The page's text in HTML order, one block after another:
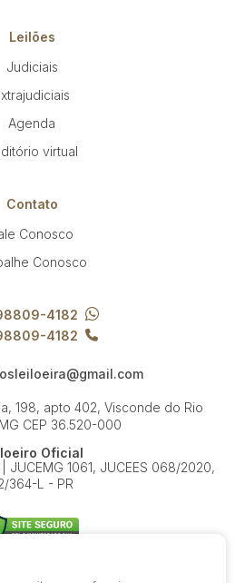
Leilões
Judiciais
Agenda
virtual
Contato
Conosco
Conosco
4182
4182
198, apto 402, Visconde do Rio
CEP 36.520-000
Oficial
JUCEMG 1061, JUCEES 068/2020,
364-L - PR